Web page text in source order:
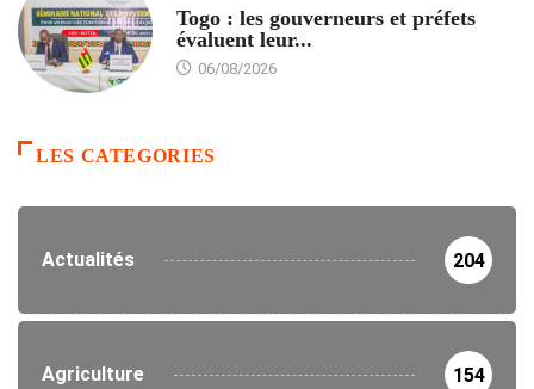
Togo : les gouverneurs et préfets
évaluent leur...
06/08/2026
LES CATEGORIES
Actualités 204
Agriculture 154